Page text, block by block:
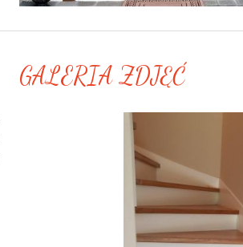
GALERIA ZDJĘĆ